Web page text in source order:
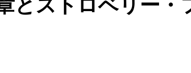
とストロベリー・